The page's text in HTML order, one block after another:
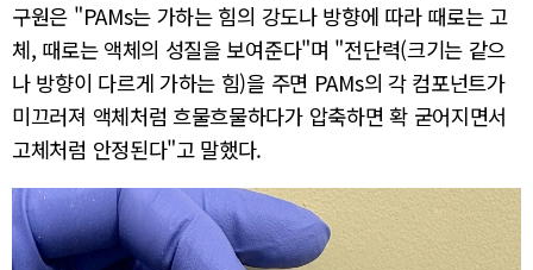
구원은 "PAMs는 가하는 힘의 강도나 방향에 따라 때로는 고
체, 때로는 액체의 성질을 보여준다"며 "전단력(크기는 같으
나 방향이 다르게 가하는 힘)을 주면 PAMs의 각 컴포넌트가
미끄러져 액체처럼 흐물흐물하다가 압축하면 확 굳어지면서
고체처럼 안정된다"고 말했다.